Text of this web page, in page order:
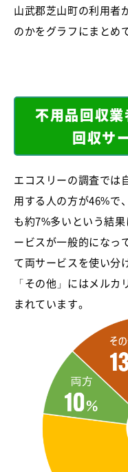
山武郡芝山町の利用者
のかをグラフにまとめ
不用品回収
回収サ
エコスリーの調査では
用する人の方が46%で
も約7%多いという結
ービスが一般的になっ
て両サービスを使い分
「その他」にはメル
まれています。